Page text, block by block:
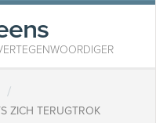
/
ZICH TERUGTROK